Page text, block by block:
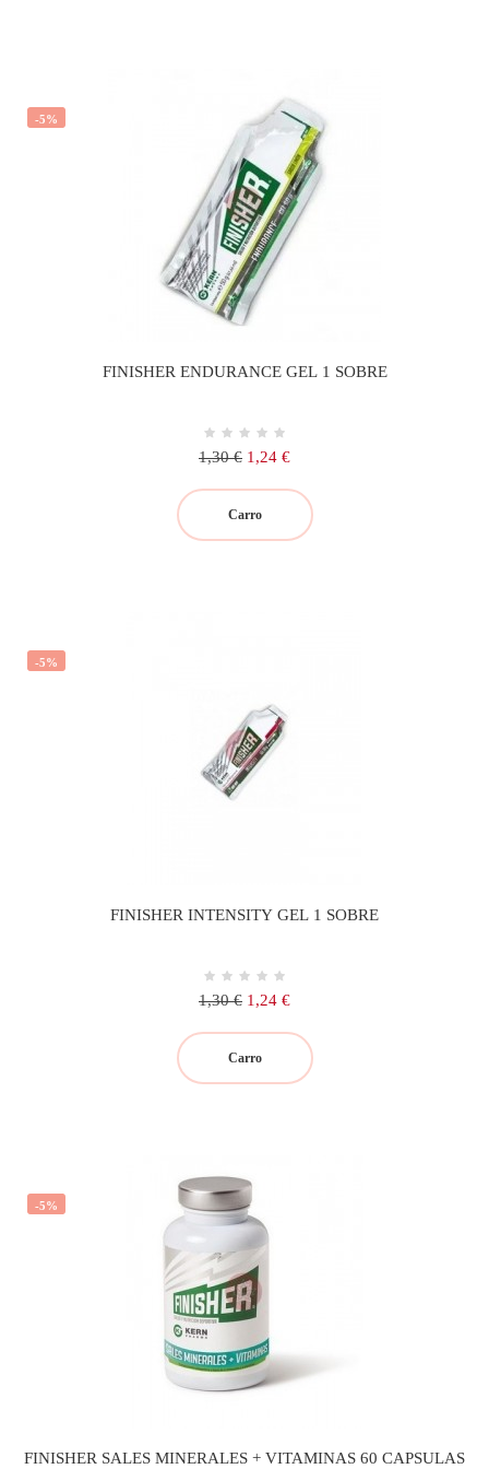
-5%
FINISHER ENDURANCE GEL 1 SOBRE
Precio
1,30 € Precio
1,24 €
Carro
-5%
FINISHER INTENSITY GEL 1 SOBRE
Precio
1,30 € Precio
1,24 €
Carro
-5%
FINISHER SALES MINERALES + VITAMINAS 60 CAPSULAS